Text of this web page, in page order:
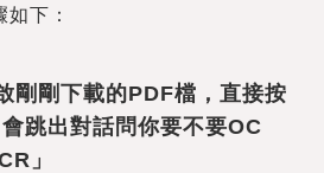
下：
剛剛下載的PDF檔，直接按
跳出對話問你要不要OC
」